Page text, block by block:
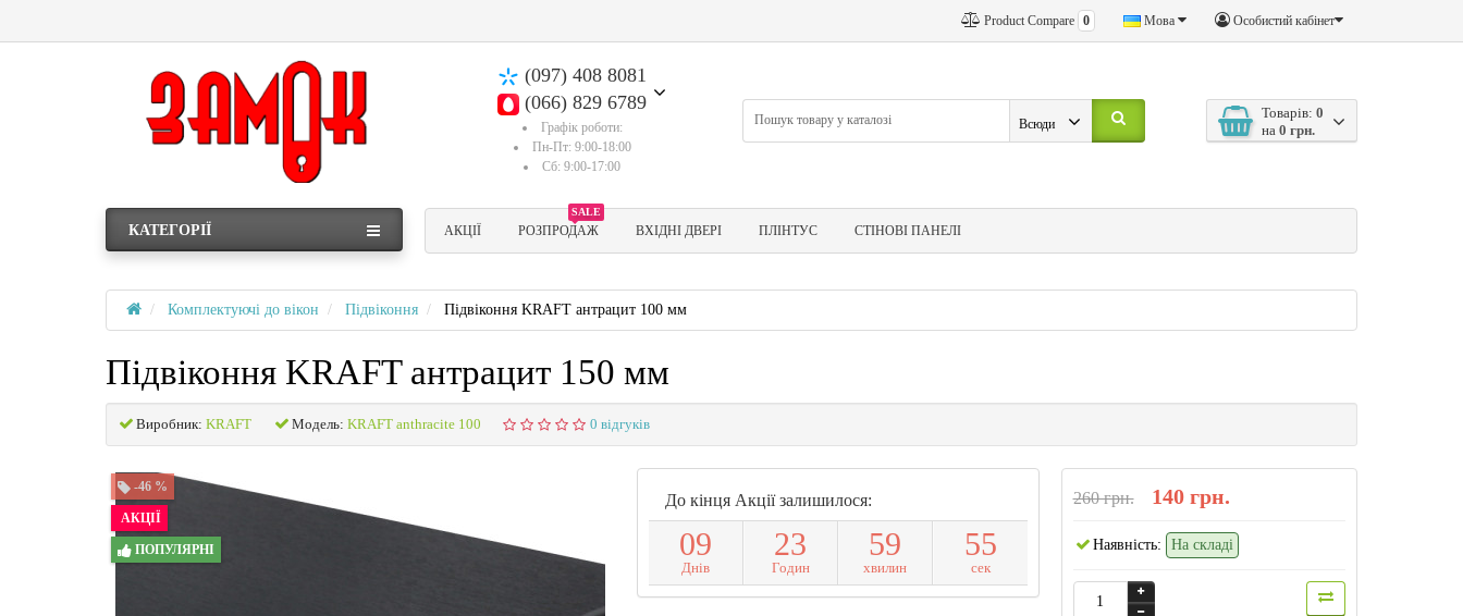
Особистий кабінет
Мова
Product Compare 0
(097) 408 8081
(066) 829 6789
Графік роботи:
Пн-Пт: 9:00-18:00
Сб: 9:00-17:00
Товарів: 0
на 0 грн.
Всюди
КАТЕГОРІЇ АКЦІЇ
SALE
РОЗПРОДАЖ ВХІДНІ ДВЕРІ ПЛІНТУС СТІНОВІ ПАНЕЛІ
Комплектуючі до вікон Підвіконня Підвіконня KRAFT антрацит 100 мм
Підвіконня KRAFT антрацит 150 мм
Виробник: KRAFT Модель: KRAFT anthracite 100 0 відгуків
-46 %
АКЦІЇ
ПОПУЛЯРНІ
До кінця Акції залишилося:
09
Днів
23
Годин
59
хвилин
54
сек
260 грн. 140 грн.
Наявність: На складі